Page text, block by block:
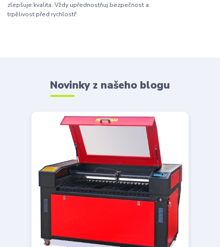
zlepšuje kvalita. Vždy upřednostňuj bezpečnost a
trpělivost před rychlostí!
Novinky z našeho blogu